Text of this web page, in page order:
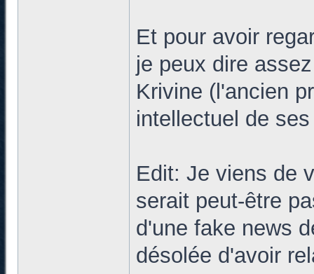
Et pour avoir
je peux dire
Krivine (l'ancien
intellectuel de
Edit: Je viens de
serait peut-être
d'une fake news
désolée d'avoir